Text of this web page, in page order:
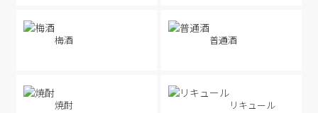
梅酒 普通酒
焼酎 リキュール